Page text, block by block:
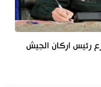
رئيس اركان الجيش